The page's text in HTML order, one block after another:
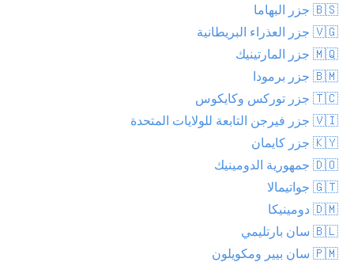
🇧🇸 جزر البهاما
🇻🇬 جزر العذراء البريطانية
🇲🇶 جزر المارتينيك
🇧🇲 جزر برمودا
🇹🇨 جزر توركس وكايكوس
🇻🇮 جزر فيرجن التابعة للولايات المتحدة
🇰🇾 جزر كايمان
🇩🇴 جمهورية الدومينيك
🇬🇹 جواتيمالا
🇩🇲 دومينيكا
🇧🇱 سان بارتليمي
🇵🇲 سان بيير ومكويلون